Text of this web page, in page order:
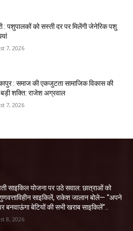
: पशुपालकों को सस्ती दर पर मिलेंगी जेनेरिक पशु
7, 2026
: समाज की एकजुटता सामाजिक विकास की
शक्ति: राजेश अग्रवाल
7, 2026
साइकिल योजना पर उठे सवाल: छात्राओं को
साइकिलें, राकेश जालान बोले— “अपने
बनवाऊंगा बेटियों की सभी खराब साइकिलें”..
8, 2026